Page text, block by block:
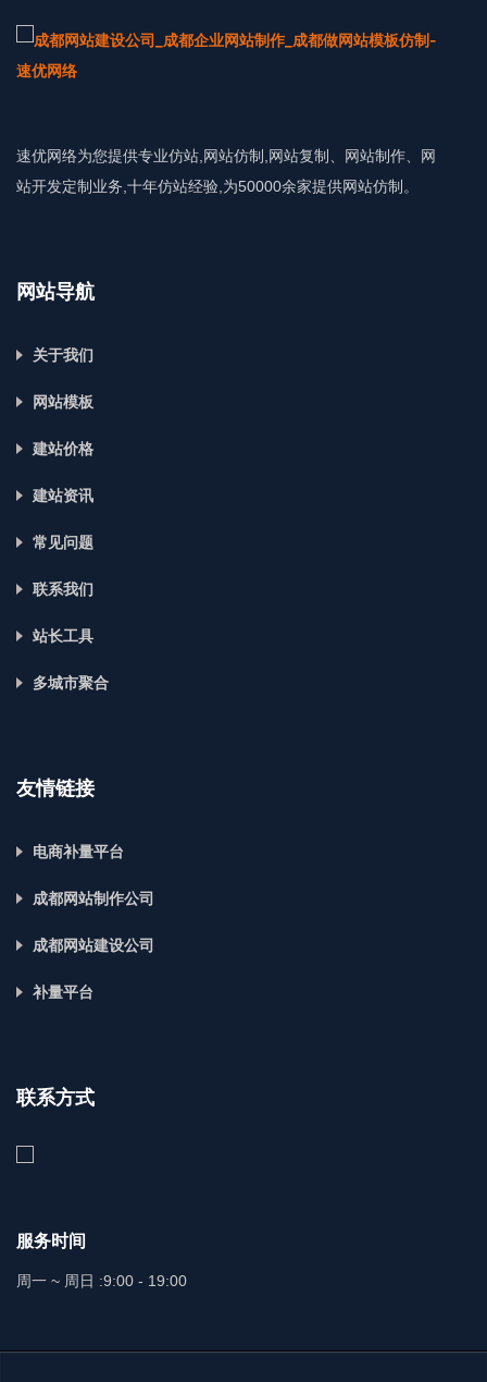
速优网络为您提供专业仿站,网站仿制,网站复制、网站制作、网
站开发定制业务,十年仿站经验,为50000余家提供网站仿制。
网站导航
关于我们
网站模板
建站价格
建站资讯
常见问题
联系我们
站长工具
多城市聚合
友情链接
电商补量平台
成都网站制作公司
成都网站建设公司
补量平台
联系方式
服务时间
周一 ~ 周日 :9:00 - 19:00